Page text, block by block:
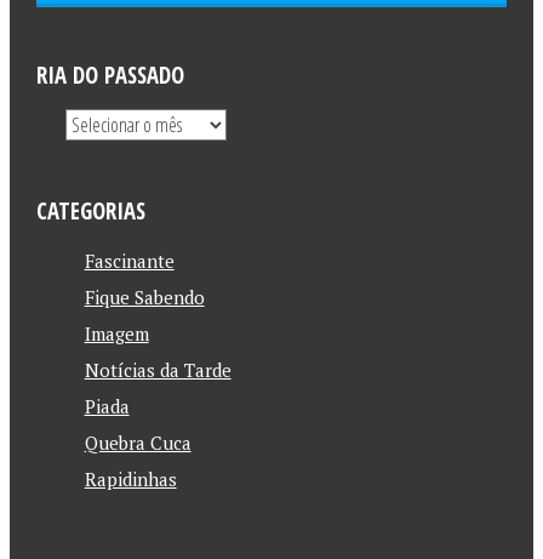
RIA DO PASSADO
CATEGORIAS
Fascinante
Fique Sabendo
Imagem
Notícias da Tarde
Piada
Quebra Cuca
Rapidinhas